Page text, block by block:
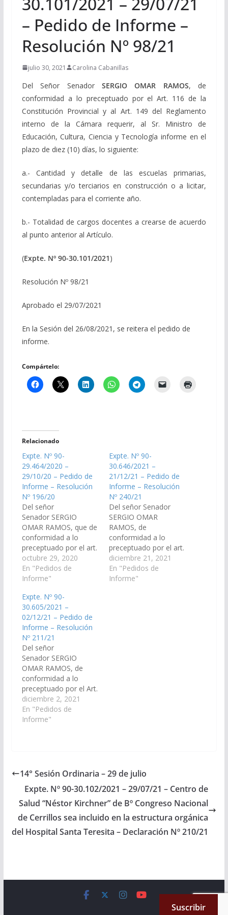
– Pedido de Informe –
Resolución Nº 98/21
julio 30, 2021 Carolina Cabanillas
Del Señor Senador SERGIO OMAR RAMOS, de
conformidad a lo preceptuado por el Art. 116 de la
Constitución Provincial y al Art. 149 del Reglamento
interno de la Cámara requerir, al Sr. Ministro de
Educación, Cultura, Ciencia y Tecnología informe en el
plazo de diez (10) días, lo siguiente:
a.- Cantidad y detalle de las escuelas primarias,
secundarias y/o terciarios en construcción o a licitar,
contempladas para el corriente año.
b.- Totalidad de cargos docentes a crearse de acuerdo
al punto anterior al Artículo.
(Expte. Nº 90-30.101/2021)
Resolución Nº 98/21
Aprobado el 29/07/2021
En la Sesión del 26/08/2021, se reitera el pedido de
informe.
Compártelo:
Relacionado
Expte. Nº 90-
29.464/2020 –
29/10/20 – Pedido de
Informe – Resolución
Nº 196/20
Del señor
Senador SERGIO
OMAR RAMOS, que de
conformidad a lo
preceptuado por el art.
116 de la Constitución
de la Provincia de Salta
y el art. 149 del
este Cuerpo, requerir a
la Secretaría de
Minería y Energía de la
Provincia, para que en
el plazo de 10…
octubre 29, 2020
En "Pedidos de
Informe"
Expte. Nº 90-
30.646/2021 –
21/12/21 – Pedido de
Informe – Resolución
Nº 240/21
Del señor Senador
SERGIO OMAR
RAMOS, de
conformidad a lo
preceptuado por el art.
116 de la Constitución
Provincial y al art. 149
del Reglamento
diciembre 21, 2021
En "Pedidos de
Informe"
Expte. Nº 90-
30.605/2021 –
02/12/21 – Pedido de
Informe – Resolución
Nº 211/21
Del señor
Senador SERGIO
OMAR RAMOS, de
conformidad a lo
preceptuado por el Art.
116 de la Constitución
Provincial y al Art. 149
del Reglamento
y por su intermedio a
Minería y Energía,
informe en…
diciembre 2, 2021
En "Pedidos de
Informe"
14° Sesión Ordinaria – 29 de julio
Expte. Nº 90-30.102/2021 – 29/07/21 – Centro de
Salud “Néstor Kirchner” de Bº Congreso Nacional
de Cerrillos sea incluido en la estructura orgánica
del Hospital Santa Teresita – Declaración Nº 210/21
. All rights reserved.
Suscribir